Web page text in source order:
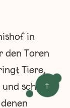
in
den Toren
Tiere,
schafft
↑